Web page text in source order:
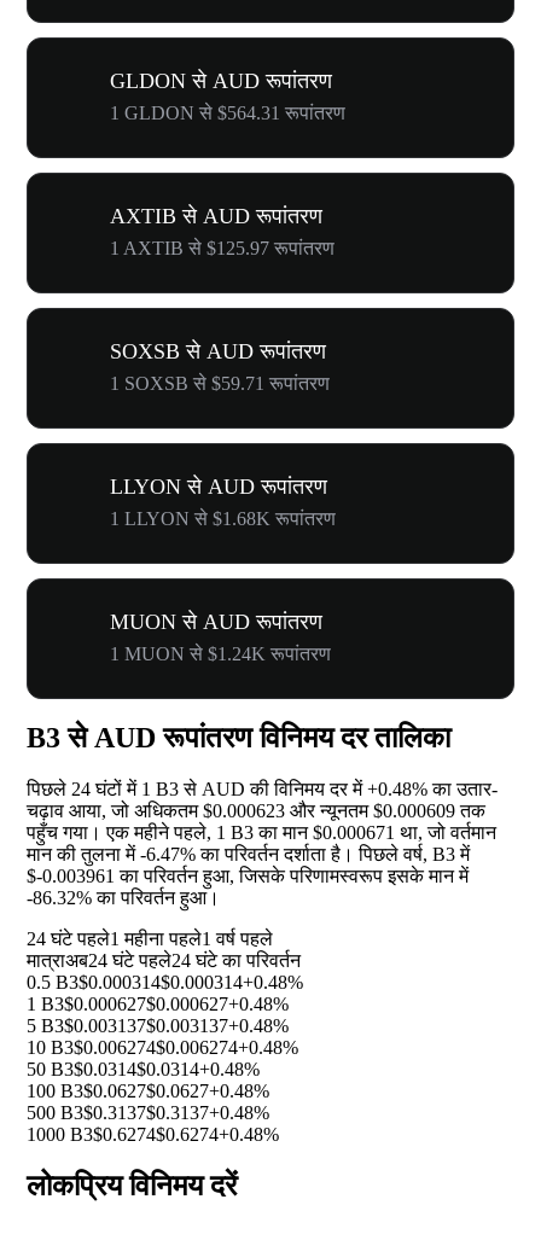
GLDON से AUD रूपांतरण
1 GLDON से $564.31 रूपांतरण
AXTIB से AUD रूपांतरण
1 AXTIB से $125.97 रूपांतरण
SOXSB से AUD रूपांतरण
1 SOXSB से $59.71 रूपांतरण
LLYON से AUD रूपांतरण
1 LLYON से $1.68K रूपांतरण
MUON से AUD रूपांतरण
1 MUON से $1.24K रूपांतरण
B3 से AUD रूपांतरण विनिमय दर तालिका
पिछले 24 घंटों में 1 B3 से AUD की विनिमय दर में+0.48%का उतार-
चढ़ाव आया, जो अधिकतम $0.000623 और न्यूनतम $0.000609 तक
पहुँच गया। एक महीने पहले, 1 B3 का मान $0.000671 था, जो वर्तमान
मान की तुलना में-6.47%का परिवर्तन दर्शाता है। पिछले वर्ष, B3 में
$-0.003961 का परिवर्तन हुआ, जिसके परिणामस्वरूप इसके मान में
-86.32%का परिवर्तन हुआ।
24 घंटे पहले1 महीना पहले1 वर्ष पहले
मात्राअब24 घंटे पहले24 घंटे का परिवर्तन
0.5 B3$0.000314$0.000314+0.48%
1 B3$0.000627$0.000627+0.48%
5 B3$0.003137$0.003137+0.48%
10 B3$0.006274$0.006274+0.48%
50 B3$0.0314$0.0314+0.48%
100 B3$0.0627$0.0627+0.48%
500 B3$0.3137$0.3137+0.48%
1000 B3$0.6274$0.6274+0.48%
लोकप्रिय विनिमय दरें